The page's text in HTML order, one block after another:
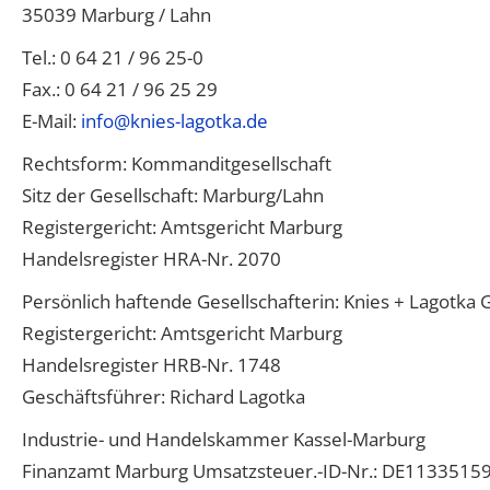
35039 Marburg / Lahn
Tel.: 0 64 21 / 96 25-0
Fax.: 0 64 21 / 96 25 29
E-Mail: info@knies-lagotka.de
Rechtsform: Kommanditgesellschaft
Sitz der Gesellschaft: Marburg/Lahn
Registergericht: Amtsgericht Marburg
Handelsregister HRA-Nr. 2070
Persönlich haftende Gesellschafterin: Knies + Lagotka
Registergericht: Amtsgericht Marburg
Handelsregister HRB-Nr. 1748
Geschäftsführer: Richard Lagotka
Industrie- und Handelskammer Kassel-Marburg
Finanzamt Marburg Umsatzsteuer.-ID-Nr.: